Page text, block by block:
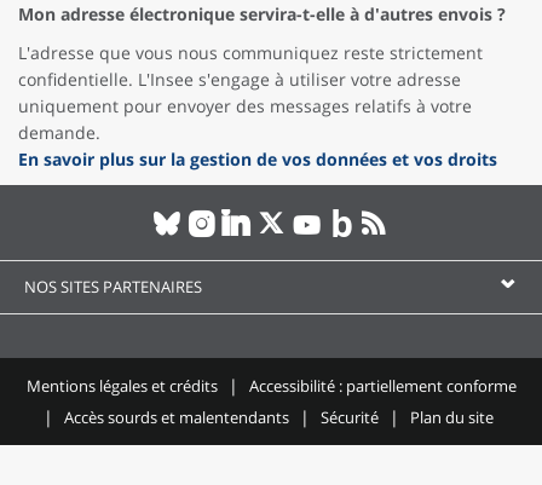
Mon adresse électronique servira-t-elle à d'autres envois ?
L'adresse que vous nous communiquez reste strictement
confidentielle. L'Insee s'engage à utiliser votre adresse
uniquement pour envoyer des messages relatifs à votre
demande.
En savoir plus sur la gestion de vos données et vos droits
NOS SITES PARTENAIRES
Mentions légales et crédits
Accessibilité : partiellement conforme
Accès sourds et malentendants
Sécurité Plan du site